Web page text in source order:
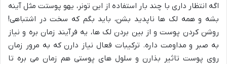
اگه انتظار داری با چند بار استفاده از این تونر، یهو پوستت مثل آینه
بشه و همه لک ها ناپدید بشن، باید بگم که سخت در اشتباهی!
روشن کردن پوست و از بین بردن لک ها، یه فرآیند زمان بره و نیاز
به صبر و مداومت داره. ترکیبات فعال نیاز دارن که به مرور زمان
روی پوست تاثیر بذارن و سلول های پوستی هم زمان می بره تا